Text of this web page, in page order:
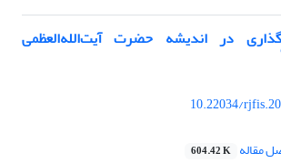
در اندیشه حضرت آیت‌الله‌العظمی
10.22034/
مقاله 604.42 K